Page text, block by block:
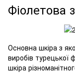
Фіолетова
Основна шкіра з
виробів турецької
шкіра